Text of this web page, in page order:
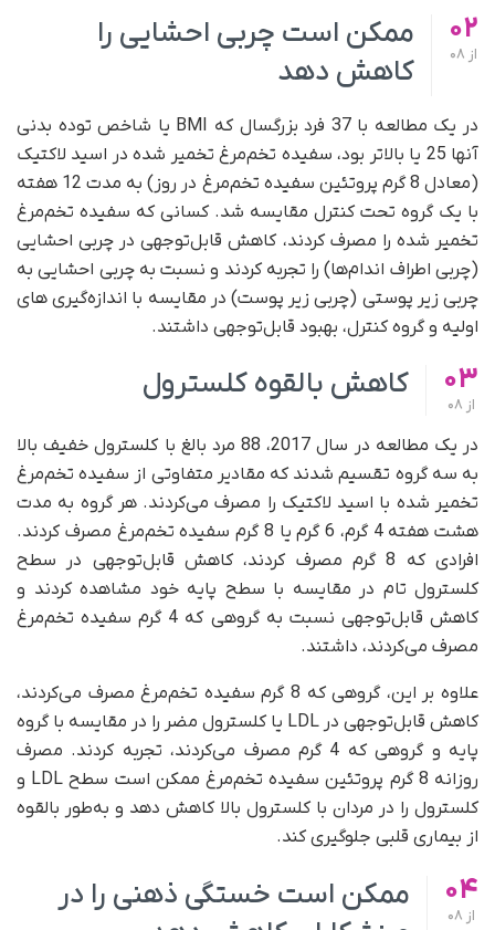
02
از
ممکن است چربی احشایی را
کاهش دهد
در یک مطالعه با 37 فرد بزرگسال که BMI یا شاخص توده بدنی
آنها 25 یا بالاتر بود، سفیده تخم‌مرغ تخمیر شده در اسید لاکتیک
(معادل 8 گرم پروتئین سفیده تخم‌مرغ در روز) به مدت 12 هفته
با یک گروه تحت کنترل مقایسه شد. کسانی که سفیده تخم‌مرغ
تخمیر شده را مصرف کردند، کاهش قابل‌توجهی در چربی احشایی
(چربی اطراف اندام‌ها) را تجربه کردند و نسبت به چربی احشایی به
چربی زیر پوستی (چربی زیر پوست) در مقایسه با اندازه‌گیری های
اولیه و گروه کنترل، بهبود قابل‌توجهی داشتند.
03
از
کاهش بالقوه کلسترول
در یک مطالعه در سال 2017، 88 مرد بالغ با کلسترول خفیف بالا
به سه گروه تقسیم شدند که مقادیر متفاوتی از سفیده تخم‌مرغ
تخمیر شده با اسید لاکتیک را مصرف می‌کردند. هر گروه به مدت
هشت هفته 4 گرم، 6 گرم یا 8 گرم سفیده تخم‌مرغ مصرف کردند.
افرادی که 8 گرم مصرف کردند، کاهش قابل‌توجهی در سطح
کلسترول تام در مقایسه با سطح پایه خود مشاهده کردند و
کاهش قابل‌توجهی نسبت به گروهی که 4 گرم سفیده تخم‌مرغ
مصرف می‌کردند، داشتند.
علاوه بر این، گروهی که 8 گرم سفیده تخم‌مرغ مصرف می‌کردند،
کاهش قابل‌توجهی در LDL یا کلسترول مضر را در مقایسه با گروه
پایه و گروهی که 4 گرم مصرف می‌کردند، تجربه کردند. مصرف
روزانه 8 گرم پروتئین سفیده تخم‌مرغ ممکن است سطح LDL و
کلسترول را در مردان با کلسترول بالا کاهش دهد و به‌طور بالقوه
از بیماری قلبی جلوگیری کند.
04
از
ممکن است خستگی ذهنی را در